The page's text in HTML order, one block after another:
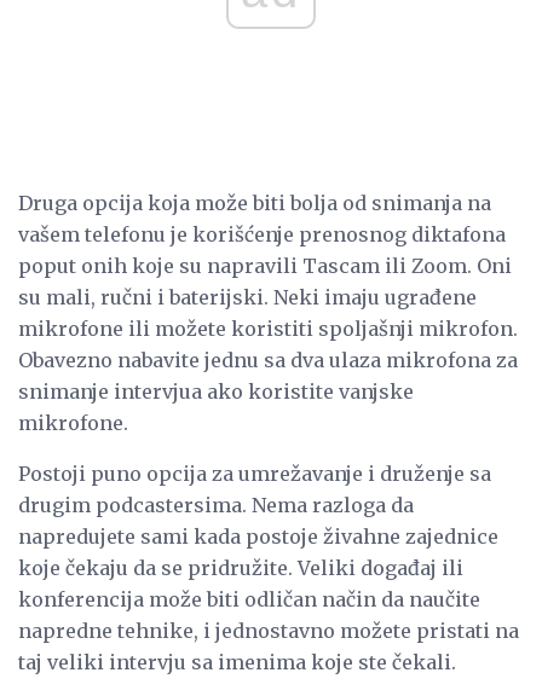
Druga opcija koja može biti bolja od snimanja na
vašem telefonu je korišćenje prenosnog diktafona
poput onih koje su napravili Tascam ili Zoom. Oni
su mali, ručni i baterijski. Neki imaju ugrađene
mikrofone ili možete koristiti spoljašnji mikrofon.
Obavezno nabavite jednu sa dva ulaza mikrofona za
snimanje intervjua ako koristite vanjske
mikrofone.
Postoji puno opcija za umrežavanje i druženje sa
drugim podcastersima. Nema razloga da
napredujete sami kada postoje živahne zajednice
koje čekaju da se pridružite. Veliki događaj ili
konferencija može biti odličan način da naučite
napredne tehnike, i jednostavno možete pristati na
taj veliki intervju sa imenima koje ste čekali.